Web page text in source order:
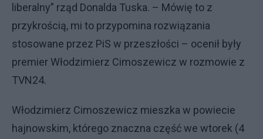
liberalny” rząd Donalda Tuska. – Mówię to z
przykrością, mi to przypomina rozwiązania
stosowane przez PiS w przeszłości – ocenił były
premier Włodzimierz Cimoszewicz w rozmowie z
TVN24.
Włodzimierz Cimoszewicz mieszka w powiecie
hajnowskim, którego znaczna część we wtorek (4